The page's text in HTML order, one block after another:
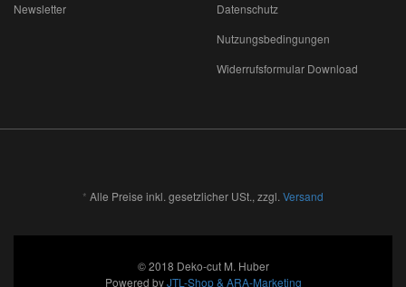
Newsletter
Datenschutz
Nutzungsbedingungen
Widerrufsformular Download
* Alle Preise inkl. gesetzlicher USt., zzgl. Versand
© 2018 Deko-cut M. Huber
Powered byJTL-Shop & ARA-Marketing